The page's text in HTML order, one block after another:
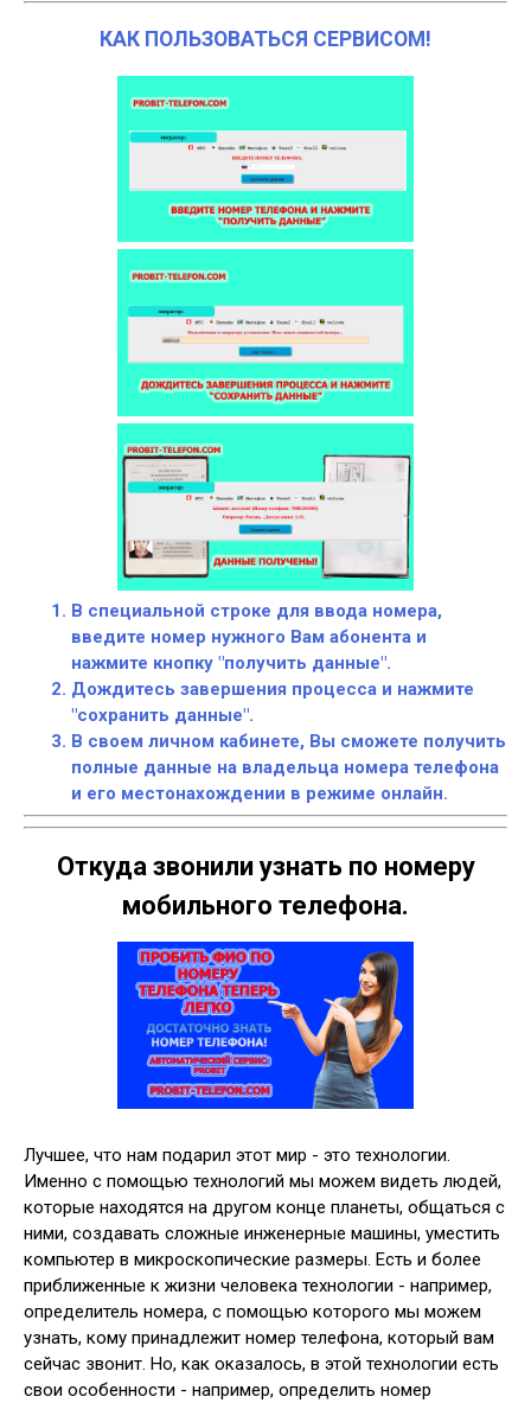
КАК ПОЛЬЗОВАТЬСЯ СЕРВИСОМ!
В специальной строке для ввода номера,
введите номер нужного Вам абонента и
нажмите кнопку "получить данные".
Дождитесь завершения процесса и нажмите
"сохранить данные".
В своем личном кабинете, Вы сможете получить
полные данные на владельца номера телефона
и его местонахождении в режиме онлайн.
Откуда звонили узнать по номеру
мобильного телефона.
Лучшее, что нам подарил этот мир - это технологии.
Именно с помощью технологий мы можем видеть людей,
которые находятся на другом конце планеты, общаться с
ними, создавать сложные инженерные машины, уместить
компьютер в микроскопические размеры. Есть и более
приближенные к жизни человека технологии - например,
определитель номера, с помощью которого мы можем
узнать, кому принадлежит номер телефона, который вам
сейчас звонит. Но, как оказалось, в этой технологии есть
свои особенности - например, определить номер